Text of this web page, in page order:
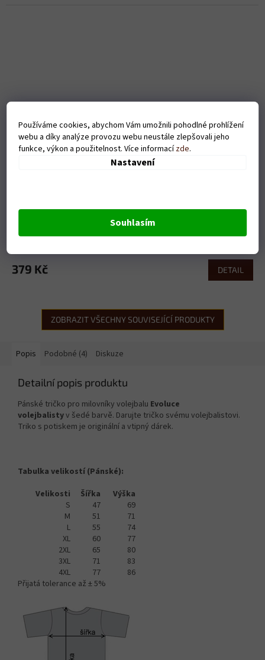
Používáme cookies, abychom Vám umožnili pohodlné prohlížení
webu a díky analýze provozu webu neustále zlepšovali jeho
funkce, výkon a použitelnost. Více informacízde.
Nastavení
Souhlasím
379 Kč DETAIL
ZOBRAZIT VŠECHNY SOUVISEJÍCÍ PRODUKTY
Popis Podobné (4) Diskuze
Detailní popis produktu
Pánské tričko pro milovníky volejbalu Evoluce
volejbalistyv šedé barvě. Darujte tričko svému volejbalistovi.
Triko s potiskem je originální a vtipný dárek.
Tabulka velikostí (Pánské):
Velikosti
Šířka
Výška
S
47
69
M
51
71
L
55
74
XL
60
77
2XL
65
80
3XL
71
83
4XL
77
86
Přijatá tolerance až ± 5%